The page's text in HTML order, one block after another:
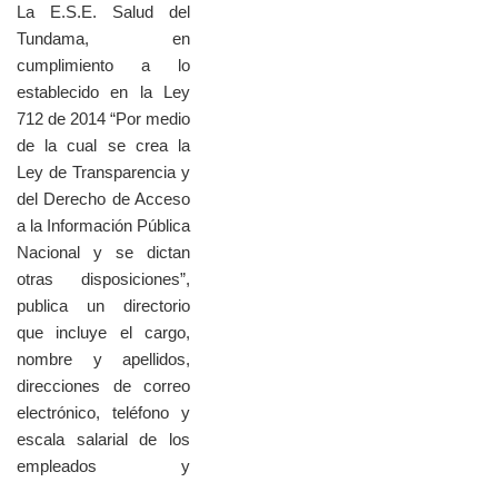
La E.S.E. Salud del
Tundama, en
cumplimiento a lo
establecido en la Ley
712 de 2014 “Por medio
de la cual se crea la
Ley de Transparencia y
del Derecho de Acceso
a la Información Pública
Nacional y se dictan
otras disposiciones”,
publica un directorio
que incluye el cargo,
nombre y apellidos,
direcciones de correo
electrónico, teléfono y
escala salarial de los
empleados y